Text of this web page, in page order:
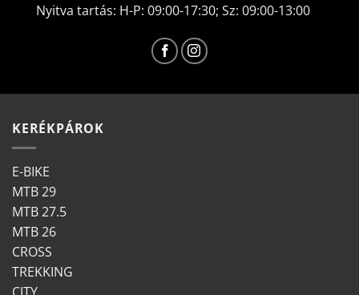
Nyitva tartás: H-P: 09:00-17:30; Sz: 09:00-13:00
KERÉKPÁROK
E-BIKE
MTB 29
MTB 27.5
MTB 26
CROSS
TREKKING